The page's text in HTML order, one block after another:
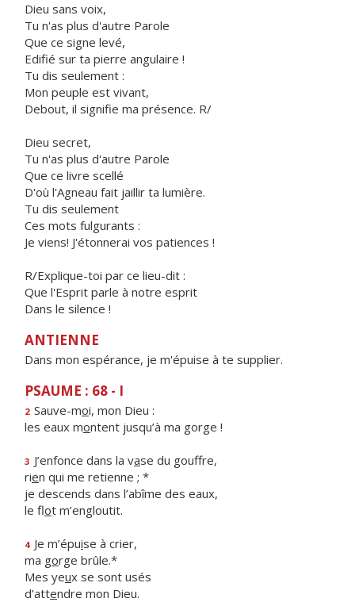
Dieu sans voix,
Tu n'as plus d'autre Parole
Que ce signe levé,
Edifié sur ta pierre angulaire !
Tu dis seulement :
Mon peuple est vivant,
Debout, il signifie ma présence. R/
Dieu secret,
Tu n'as plus d'autre Parole
Que ce livre scellé
D'où l'Agneau fait jaillir ta lumière.
Tu dis seulement
Ces mots fulgurants :
Je viens! J'étonnerai vos patiences !
R/Explique-toi par ce lieu-dit :
Que l'Esprit parle à notre esprit
Dans le silence !
ANTIENNE
Dans mon espérance, je m'épuise à te supplier.
PSAUME : 68 - I
2 Sauve-moi, mon Dieu :
les eaux montent jusqu’à ma gorge !
3 J’enfonce dans la vase du gouffre,
rien qui me retienne ; *
je descends dans l’abîme des eaux,
le flot m’engloutit.
4 Je m’épuise à crier,
ma gorge brûle.*
Mes yeux se sont usés
d’attendre mon Dieu.